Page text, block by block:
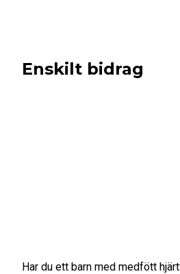
Enskilt bidrag
Har du ett barn med medfött